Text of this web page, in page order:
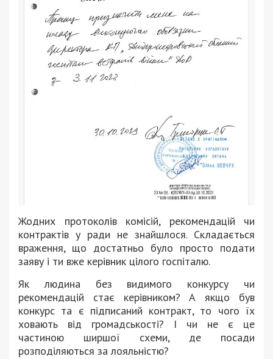
Жодних протоколів комісій, рекомендацій чи
контрактів у ради не знайшлося. Складається
враження, що достатньо було просто подати
заяву і ти вже керівник цілого госпіталю.
Як людина без видимого конкурсу чи
рекомендацій стає керівником? А якщо був
конкурс та є підписаний контракт, то чого їх
ховають від громадськості? І чи не є це
частиною ширшої схеми, де посади
розподіляються за лояльністю?